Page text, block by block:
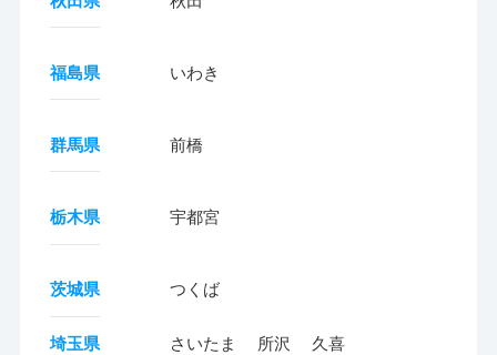
福島県 いわき
群馬県 前橋
栃木県 宇都宮
茨城県 つくば
埼玉県 さいたま 所沢 久喜